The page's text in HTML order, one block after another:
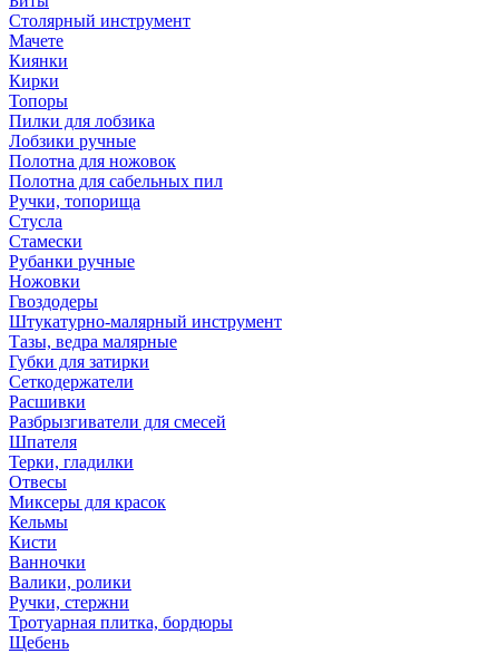
Столярный инструмент
Мачете
Киянки
Кирки
Топоры
Пилки для лобзика
Лобзики ручные
Полотна для ножовок
Полотна для сабельных пил
Ручки, топорища
Стусла
Стамески
Рубанки ручные
Ножовки
Гвоздодеры
Штукатурно-малярный инструмент
Тазы, ведра малярные
Губки для затирки
Сеткодержатели
Расшивки
Разбрызгиватели для смесей
Шпателя
Терки, гладилки
Отвесы
Миксеры для красок
Кельмы
Кисти
Ванночки
Валики, ролики
Ручки, стержни
Тротуарная плитка, бордюры
Щебень